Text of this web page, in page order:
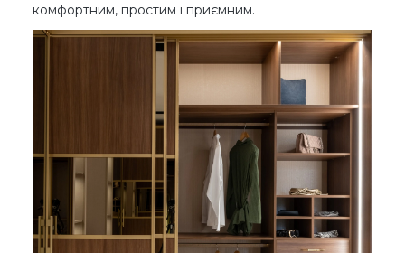
комфортним, простим і приємним.